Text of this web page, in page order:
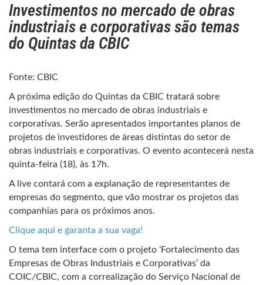
Investimentos no mercado de obras
industriais e corporativas são temas
do Quintas da CBIC
Fonte: CBIC
A próxima edição do Quintas da CBIC tratará sobre
investimentos no mercado de obras industriais e
corporativas. Serão apresentados importantes planos de
projetos de investidores de áreas distintas do setor de
obras industriais e corporativas. O evento acontecerá nesta
quinta-feira (18), às 17h.
A live contará com a explanação de representantes de
empresas do segmento, que vão mostrar os projetos das
companhias para os próximos anos.
Clique aqui e garanta a sua vaga!
O tema tem interface com o projeto ‘Fortalecimento das
Empresas de Obras Industriais e Corporativas’ da
COIC/CBIC, com a correalização do Serviço Nacional de